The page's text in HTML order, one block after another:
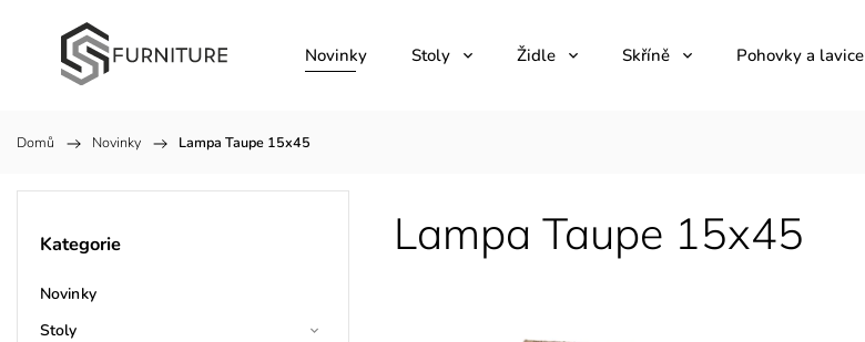
Novinky Stoly Židle Skříně Pohovky a lavice
Domů / Novinky / Lampa Taupe 15x45
Kategorie
Novinky
Stoly
Lampa Taupe 15x45